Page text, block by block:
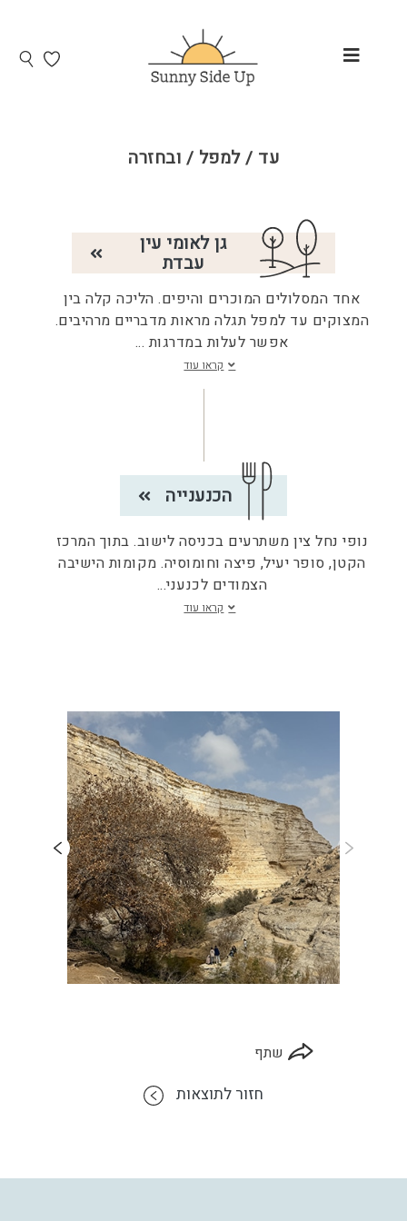
עד / למפל / ובחזרה
גן לאומי עין
עבדת
אחד המסלולים המוכרים והיפים. הליכה קלה בין
המצוקים עד למפל תגלה מראות מדבריים מרהיבים.
אפשר לעלות במדרגות ...
קראו עוד
הכנענייה
נופי נחל צין משתרעים בכניסה לישוב. בתוך המרכז
הקטן, סופר יעיל, פיצה וחומוסיה. מקומות הישיבה
הצמודים לכנעני...
קראו עוד
שתף
חזור לתוצאות